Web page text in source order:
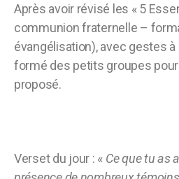
Après avoir révisé les « 5
communion fraternelle –
évangélisation), avec gestes à
formé des petits groupes
proposé.
Verset du jour : « Ce que tu as